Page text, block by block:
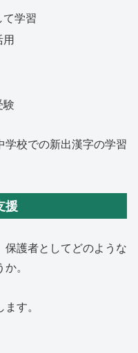
て学習
験
学校での新出漢字の学習
援
保護者としてどのような
。
す。